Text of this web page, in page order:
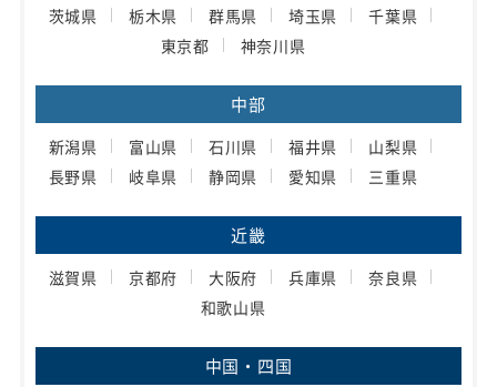
茨城県 栃木県 群馬県 埼玉県
千葉県
東京都
神奈川県
中部
新潟県 富山県 石川県 福井県
山梨県
長野県
岐阜県 静岡県 愛知県 三重県
近畿
滋賀県 京都府 大阪府 兵庫県
奈良県
和歌山県
中国・四国